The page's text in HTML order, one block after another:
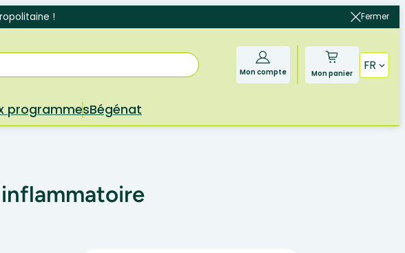
Fermer
!
Mon compte Mon panier
FR
programmesBégénat